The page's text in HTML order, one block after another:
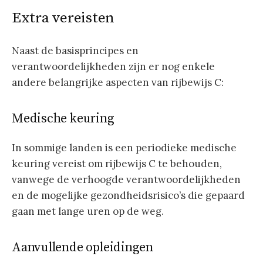
Extra vereisten
Naast de basisprincipes en
verantwoordelijkheden zijn er nog enkele
andere belangrijke aspecten van rijbewijs C:
Medische keuring
In sommige landen is een periodieke medische
keuring vereist om rijbewijs C te behouden,
vanwege de verhoogde verantwoordelijkheden
en de mogelijke gezondheidsrisico’s die gepaard
gaan met lange uren op de weg.
Aanvullende opleidingen